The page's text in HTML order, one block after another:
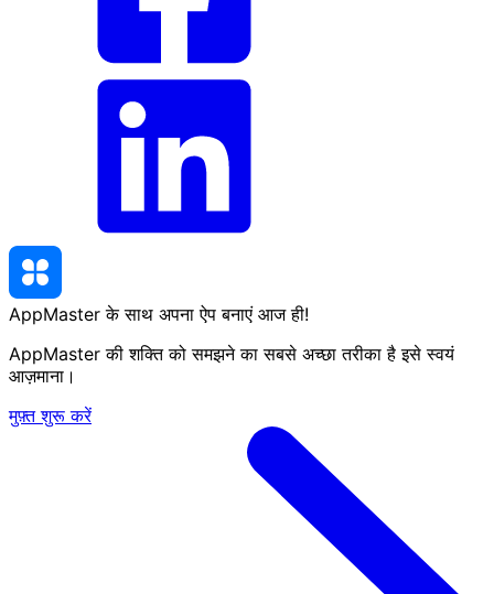
AppMaster के साथ अपना ऐप बनाएं आज ही!
AppMaster की शक्ति को समझने का सबसे अच्छा तरीका है इसे स्वयं
आज़माना।
मुफ़्त शुरू करें